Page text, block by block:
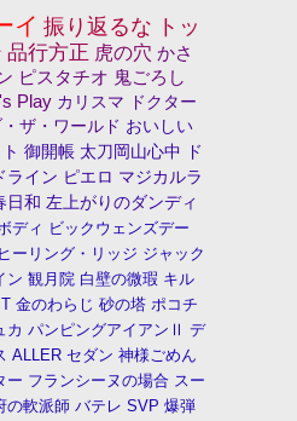
イ 振り返るな トッ
品行方正 虎の穴 かさ
ピスタチオ 鬼ごろし
Play カリスマ
ドクター
ザ・ワールド おいしい
御開帳 太刀岡山心中
ド
ライン ピエロ マジカルラ
日和 左上がりのダンディ
ディ ビックウェンズデー
ヒーリング・リッジ ジャック
ン 観月院 白壁の微瑕 キル
金のわらじ 砂の塔 ポコチ
カ パンピングアイアンⅡ デ
ALLER セダン 神様ごめん
ー フランシーヌの場合 スー
の軟派師 バテレ SVP 爆弾